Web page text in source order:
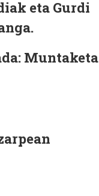
eta Gurdi
Muntaketa